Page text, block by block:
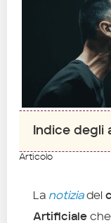
Indice degli
Articolo
La notiziadel
Artificiale